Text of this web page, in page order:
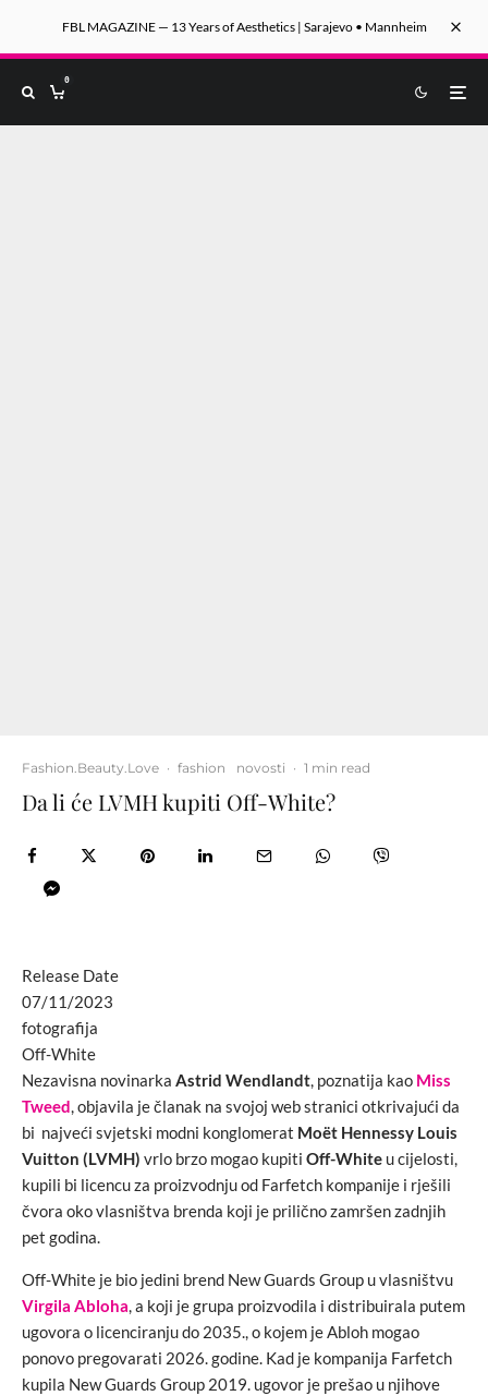
FBL MAGAZINE — 13 Years of Aesthetics | Sarajevo • Mannheim
0
Fashion.Beauty.Love · fashion novosti · 1 min read
Da li će LVMH kupiti Off-White?
Release Date
07/11/2023
fotografija
Off-White
Nezavisna novinarka Astrid Wendlandt, poznatija kao Miss
Tweed, objavila je članak na svojoj web stranici otkrivajući da
bi najveći svjetski modni konglomerat Moët Hennessy Louis
Vuitton (LVMH) vrlo brzo mogao kupiti Off-White u cijelosti,
kupili bi licencu za proizvodnju od Farfetch kompanije i rješili
čvora oko vlasništva brenda koji je prilično zamršen zadnjih
pet godina.
Off-White je bio jedini brend New Guards Group u vlasništvu
Virgila Abloha, a koji je grupa proizvodila i distribuirala putem
ugovora o licenciranju do 2035., o kojem je Abloh mogao
ponovo pregovarati 2026. godine. Kad je kompanija Farfetch
kupila New Guards Group 2019. ugovor je prešao u njihove